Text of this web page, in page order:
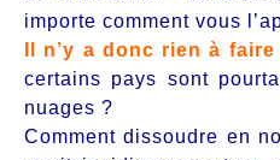
importe comment vous
Il n’y a donc rien à
certains pays sont
nuages ?
Comment dissoudre en